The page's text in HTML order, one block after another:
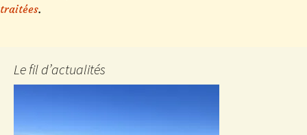
traitées.
Le fil d’actualités